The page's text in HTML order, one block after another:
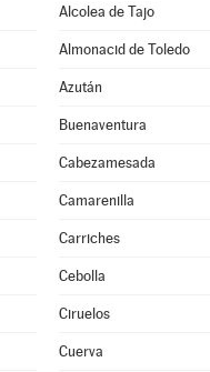
Alcolea de Tajo
Almonacid de Toledo
Azután
Buenaventura
Cabezamesada
Camarenilla
Carriches
Cebolla
Ciruelos
Cuerva